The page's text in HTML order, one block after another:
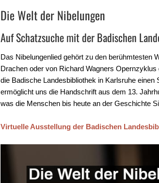
Die Welt der Nibelungen
Auf Schatzsuche mit der Badischen
Das Nibelungenlied gehört zu den berühmtesten
Drachen oder von Richard Wagners
die Badische Landesbibliothek in Karlsruhe
ermöglicht uns die Handschrift aus dem 13.
was die Menschen bis heute an der Geschichte
Virtuelle Ausstellung der Badischen